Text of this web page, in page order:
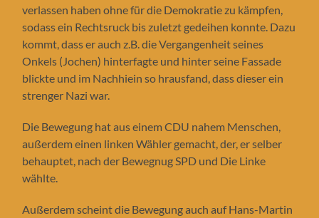
verlassen haben ohne für die Demokratie zu kämpfen,
sodass ein Rechtsruck bis zuletzt gedeihen konnte. Dazu
kommt, dass er auch z.B. die Vergangenheit seines
Onkels (Jochen) hinterfagte und hinter seine Fassade
blickte und im Nachhiein so hrausfand, dass dieser ein
strenger Nazi war.
Die Bewegung hat aus einem CDU nahem Menschen,
außerdem einen linken Wähler gemacht, der, er selber
behauptet, nach der Bewegnug SPD und Die Linke
wählte.
Außerdem scheint die Bewegung auch auf Hans-Martin